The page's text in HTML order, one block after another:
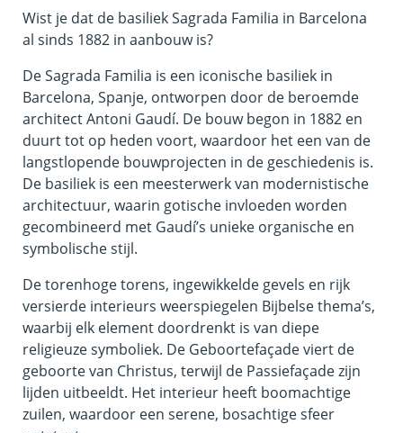
Wist je dat de basiliek Sagrada Familia in Barcelona
al sinds 1882 in aanbouw is?
De Sagrada Familia is een iconische basiliek in
Barcelona, Spanje, ontworpen door de beroemde
architect Antoni Gaudí. De bouw begon in 1882 en
duurt tot op heden voort, waardoor het een van de
langstlopende bouwprojecten in de geschiedenis is.
De basiliek is een meesterwerk van modernistische
architectuur, waarin gotische invloeden worden
gecombineerd met Gaudí’s unieke organische en
symbolische stijl.
De torenhoge torens, ingewikkelde gevels en rijk
versierde interieurs weerspiegelen Bijbelse thema’s,
waarbij elk element doordrenkt is van diepe
religieuze symboliek. De Geboortefaçade viert de
geboorte van Christus, terwijl de Passiefaçade zijn
lijden uitbeeldt. Het interieur heeft boomachtige
zuilen, waardoor een serene, bosachtige sfeer